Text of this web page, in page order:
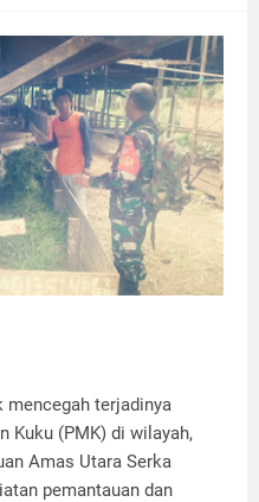
mencegah terjadinya
Kuku (PMK) di wilayah,
Amas Utara Serka
pemantauan dan